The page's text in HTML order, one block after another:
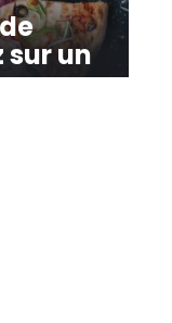
sur un